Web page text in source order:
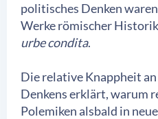
politisches Denken
Werke römischer
urbe condita.
Die relative Knappheit
Denkens erklärt, warum
Polemiken alsbald in